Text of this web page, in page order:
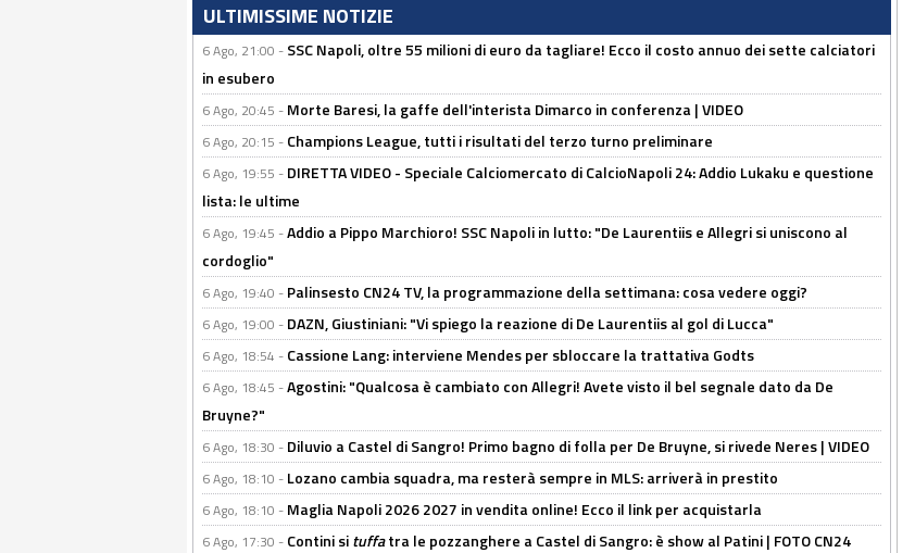
ULTIMISSIME NOTIZIE
6 Ago, 21:00 - SSC Napoli, oltre 55 milioni di euro da tagliare! Ecco il costo annuo dei sette calciatori
in esubero
6 Ago, 20:45 - Morte Baresi, la gaffe dell'interista Dimarco in conferenza | VIDEO
6 Ago, 20:15 - Champions League, tutti i risultati del terzo turno preliminare
6 Ago, 19:55 - DIRETTA VIDEO - Speciale Calciomercato di CalcioNapoli 24: Addio Lukaku e questione
lista: le ultime
6 Ago, 19:45 -Addio a Pippo Marchioro! SSC Napoli in lutto: "De Laurentiis e Allegri si uniscono al
cordoglio"
6 Ago, 19:40 - Palinsesto CN24 TV, la programmazione della settimana: cosa vedere oggi?
6 Ago, 19:00 - DAZN, Giustiniani: "Vi spiego la reazione di De Laurentiis al gol di Lucca"
6 Ago, 18:54 - Cassione Lang: interviene Mendes per sbloccare la trattativa Godts
6 Ago, 18:45 -Agostini: "Qualcosa è cambiato con Allegri! Avete visto il bel segnale dato da De
Bruyne?"
6 Ago, 18:30 - Diluvio a Castel di Sangro! Primo bagno di folla per De Bruyne, si rivede Neres | VIDEO
6 Ago, 18:10 - Lozano cambia squadra, ma resterà sempre in MLS: arriverà in prestito
6 Ago, 18:10 - Maglia Napoli 2026 2027 in vendita online! Ecco il link per acquistarla
6 Ago, 17:30 - Contini situffatra le pozzanghere a Castel di Sangro: è show al Patini | FOTO CN24